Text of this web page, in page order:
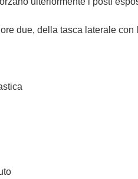
due, della tasca laterale con